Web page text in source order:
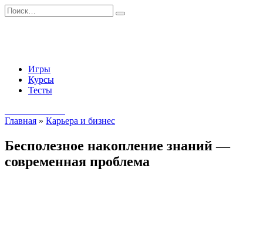
Перейти
к
Search
for:
Игры
Курсы
Тесты
Главная » Карьера и бизнес
Бесполезное накопление знаний —
современная проблема